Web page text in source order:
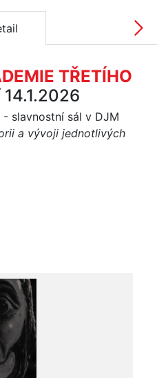
TŘETÍHO
- slavnostní sál v DJM
a vývoji jednotlivých